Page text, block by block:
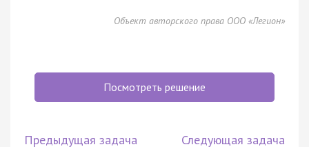
Объект авторского права ООО «Легион»
Посмотреть решение
Предыдущая задача Следующая задача